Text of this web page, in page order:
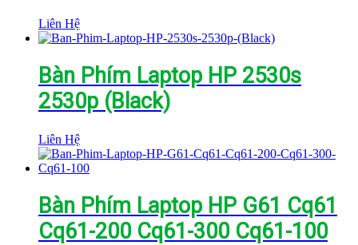
Liên Hệ
Bàn Phím Laptop HP 2530s
2530p (Black)
Liên Hệ
Bàn Phím Laptop HP G61 Cq61
Cq61-200 Cq61-300 Cq61-100